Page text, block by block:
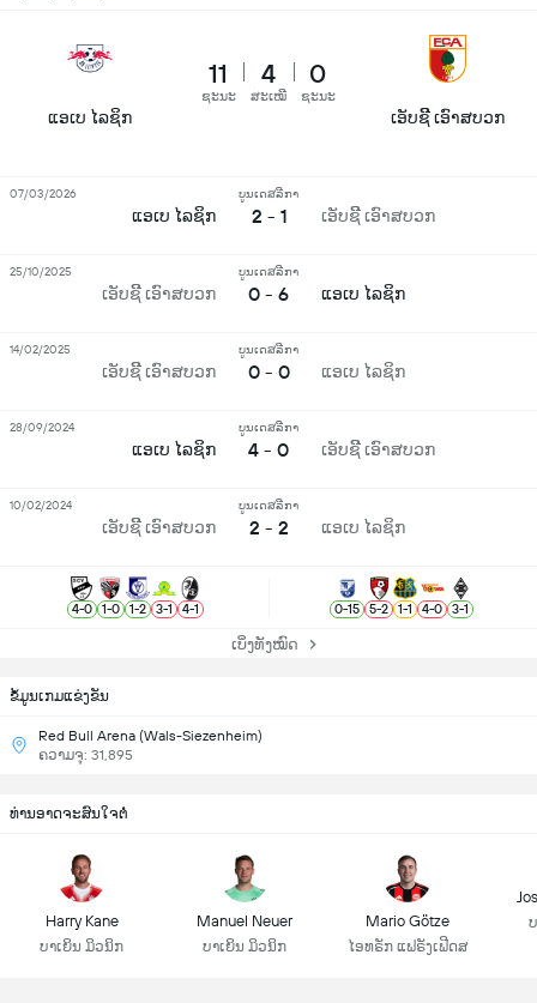
ຂ້ໍມູນເກມແຂ່ງຂັນ
Red Bull Arena (Wals-Siezenheim)
ຄວາມຈຸ: 31,895
ແອເບ ໄລຊິກ
11
ຊະນະ
4
ສະເໝີ
0
ຊະນະ
ເອັບຊີີ ເອົາສບວກ
ແອເບ ໄລຊິກ
ບູນເດສລີກາ
2 - 1 ເອັບຊີີ ເອົາສບວກ
07/03/2026
ເອັບຊີີ ເອົາສບວກ
ບູນເດສລີກາ
0 - 6 ແອເບ ໄລຊິກ
25/10/2025
ເອັບຊີີ ເອົາສບວກ
ບູນເດສລີກາ
0 - 0 ແອເບ ໄລຊິກ
14/02/2025
ແອເບ ໄລຊິກ
ບູນເດສລີກາ
4 - 0 ເອັບຊີີ ເອົາສບວກ
28/09/2024
ເອັບຊີີ ເອົາສບວກ
ບູນເດສລີກາ
2 - 2 ແອເບ ໄລຊິກ
10/02/2024
4-0 1-0 1-2 3-1 4-1 0-15 5-2 1-1 4-0 3-1
ເບິ່ງທັງໝົດ
ທ່ານອາດຈະສົນໃຈຕໍ່
Harry Kane
ບາເຍິນ ມິວນິກ
Manuel Neuer
ບາເຍິນ ມິວນິກ
Mario Götze
ໄອທຣັກ ແຟຣັງເຟີດສ